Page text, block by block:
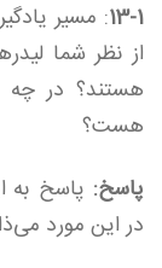
13-1: مسیر
از نظر شما
هستند؟ در چه
هست؟
پاسخ: پاسخ به
در این مورد